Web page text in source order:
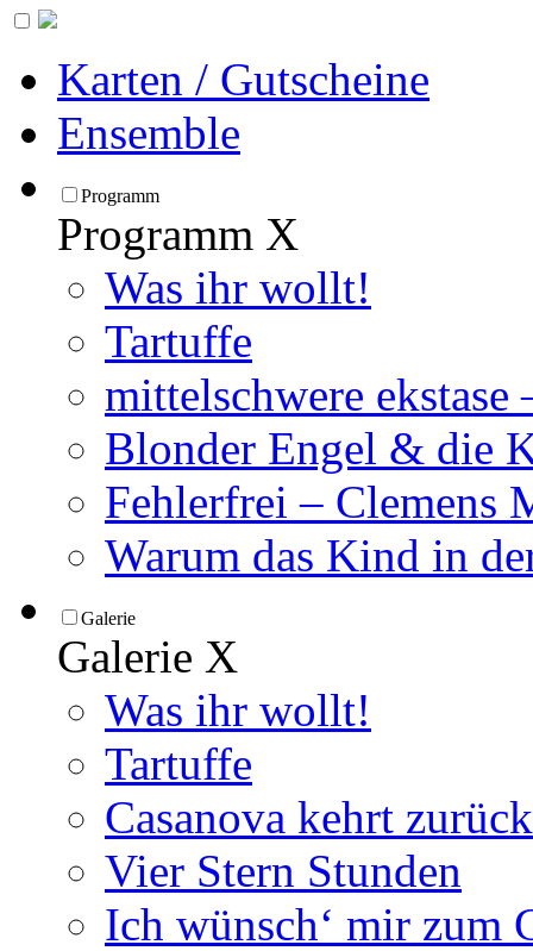
Karten / Gutscheine
Ensemble
Programm
Programm X
Was ihr wollt!
Tartuffe
mittelschwere ekstase
Blonder Engel & die
Fehlerfrei – Clemens
Warum das Kind in
Galerie
Galerie X
Was ihr wollt!
Tartuffe
Casanova kehrt zurück
Vier Stern Stunden
Ich wünsch‘ mir zum